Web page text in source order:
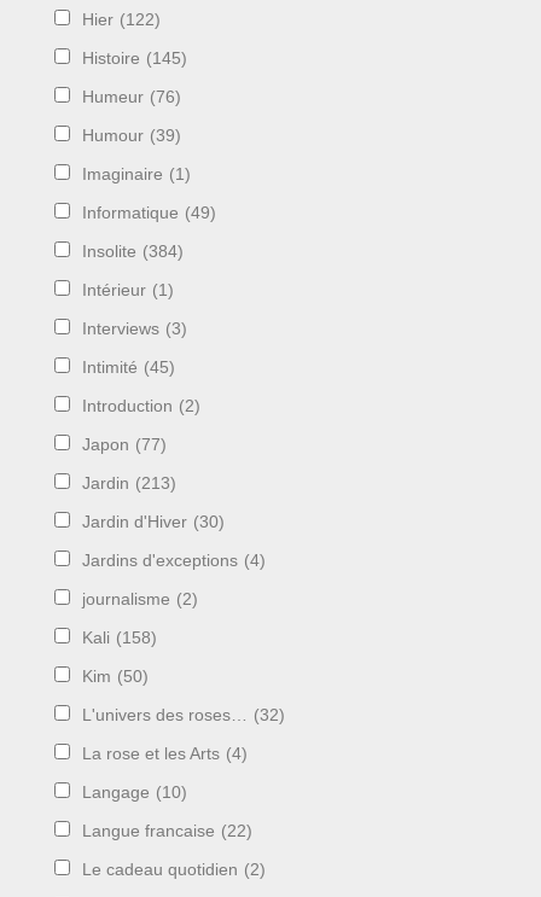
Hier (122)
Histoire (145)
Humeur (76)
Humour (39)
Imaginaire (1)
Informatique (49)
Insolite (384)
Intérieur (1)
Interviews (3)
Intimité (45)
Introduction (2)
Japon (77)
Jardin (213)
Jardin d'Hiver (30)
Jardins d'exceptions (4)
journalisme (2)
Kali (158)
Kim (50)
L'univers des roses… (32)
La rose et les Arts (4)
Langage (10)
Langue francaise (22)
Le cadeau quotidien (2)